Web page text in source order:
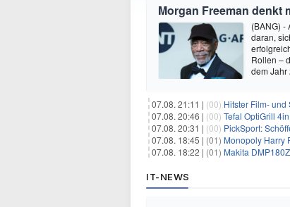
Morgan Freeman denkt
(BANG) -
daran,
Rollen –
dem Jahr
07.08. 21:11 | (00) Hitster Film-
07.08. 20:46 | (00) Tefal OptiGrill
07.08. 20:31 | (00) PickSport:
07.08. 18:45 | (01) Monopoly Harry
07.08. 18:22 | (01) Makita
IT-NEWS